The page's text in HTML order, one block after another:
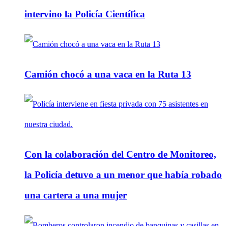
intervino la Policía Científica
Camión chocó a una vaca en la Ruta 13
Con la colaboración del Centro de Monitoreo,
la Policía detuvo a un menor que había robado
una cartera a una mujer